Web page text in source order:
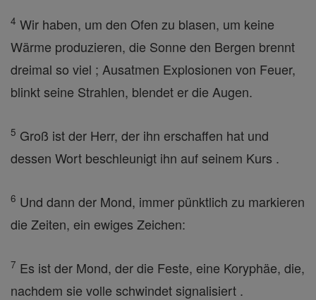
4 Wir haben, um den Ofen zu blasen, um keine
Wärme produzieren, die Sonne den Bergen brennt
dreimal so viel ; Ausatmen Explosionen von Feuer,
blinkt seine Strahlen, blendet er die Augen.
5 Groß ist der Herr, der ihn erschaffen hat und
dessen Wort beschleunigt ihn auf seinem Kurs .
6 Und dann der Mond, immer pünktlich zu markieren
die Zeiten, ein ewiges Zeichen:
7 Es ist der Mond, der die Feste, eine Koryphäe, die,
nachdem sie volle schwindet signalisiert .